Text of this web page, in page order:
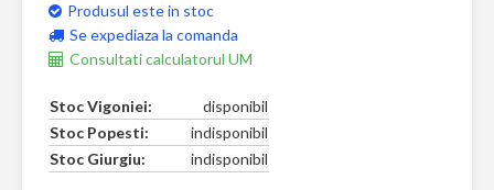
Produsul este in stoc
Se expediaza la comanda
Consultati calculatorul UM
Stoc Vigoniei:
disponibil
Stoc Popesti:
indisponibil
Stoc Giurgiu:
indisponibil